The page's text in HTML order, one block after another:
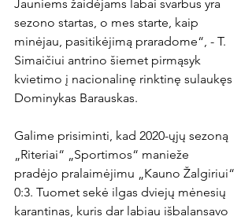
Jauniems žaidėjams labai svarbus yra
sezono startas, o mes starte, kaip
minėjau, pasitikėjimą praradome“, - T.
Simaičiui antrino šiemet pirmąsyk
kvietimo į nacionalinę rinktinę sulaukęs
Dominykas Barauskas.
Galime prisiminti, kad 2020-ųjų sezoną
„Riteriai“ „Sportimos“ manieže
pradėjo pralaimėjimu „Kauno Žalgiriui“
0:3. Tuomet sekė ilgas dviejų mėnesių
karantinas, kuris dar labiau išbalansavo